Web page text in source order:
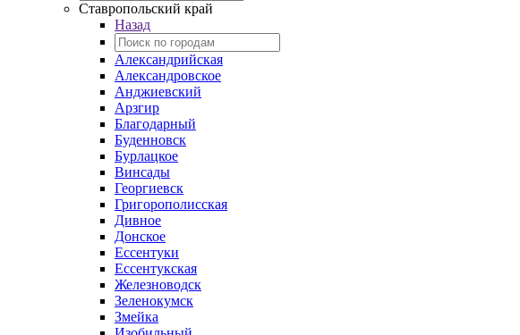
Ставропольский край
Назад
Александрийская
Александровское
Анджиевский
Арзгир
Благодарный
Буденновск
Бурлацкое
Винсады
Георгиевск
Григорополисская
Дивное
Донское
Ессентуки
Ессентукская
Железноводск
Зеленокумск
Змейка